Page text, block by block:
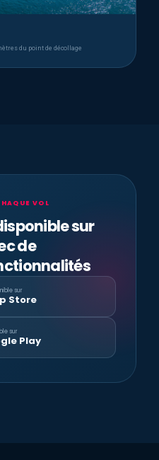
du point de décollage
VOL
sur
de
sur
Store
sur
Play